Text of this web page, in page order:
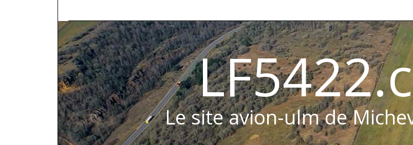
Le site avion-ulm de